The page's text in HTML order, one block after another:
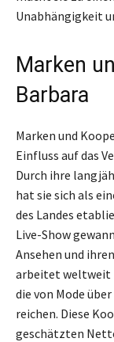
Unabhängigkeit
Marken
Barbara
Marken und
Einfluss auf das
Durch ihre
hat sie sich als
des Landes
Live-Show
Ansehen und
arbeitet weltweit
die von Mode
reichen. Diese
geschätzten